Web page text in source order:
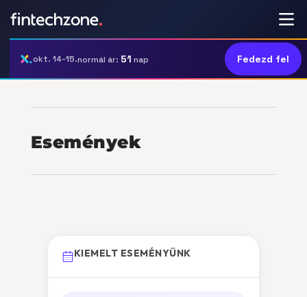
okt. 14-15.normál ár: 51 nap Fedezd fel
Események
KIEMELT ESEMÉNYÜNK